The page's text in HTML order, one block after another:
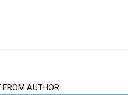
FROM AUTHOR